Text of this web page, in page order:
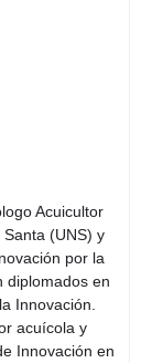
Acuicultor
(UNS) y
por la
diplomados en
Innovación.
acuícola y
Innovación en